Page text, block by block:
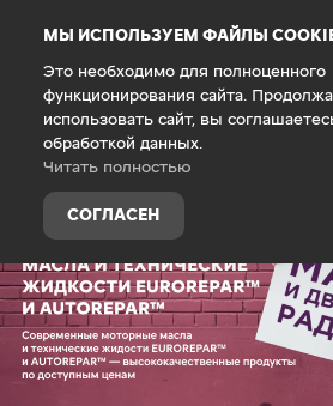
МЫ ИСПОЛЬЗУЕМ ФАЙЛЫ
Это необходимо для полноценного
функционирования сайта.
использовать сайт, вы
обработкой данных.
Читать полностью
СОГЛАСЕН
Главная Запасные части и